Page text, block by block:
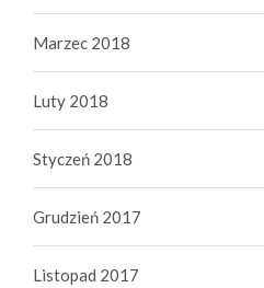
Marzec 2018
Luty 2018
Styczeń 2018
Grudzień 2017
Listopad 2017